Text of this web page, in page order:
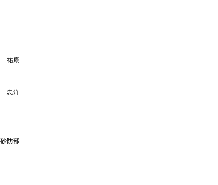
祐康
忠洋
防部